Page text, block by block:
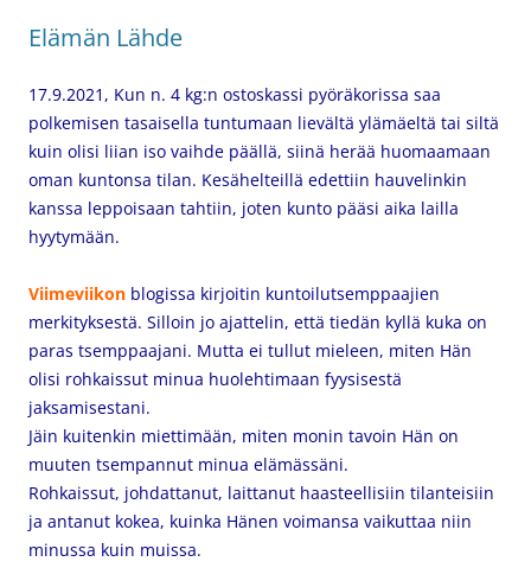
Elämän Lähde
17.9.2021, Kun n. 4 kg:n ostoskassi pyöräkorissa saa
polkemisen tasaisella tuntumaan lievältä ylämäeltä tai siltä
kuin olisi liian iso vaihde päällä, siinä herää huomaamaan
oman kuntonsa tilan. Kesähelteillä edettiin hauvelinkin
kanssa leppoisaan tahtiin, joten kunto pääsi aika lailla
hyytymään.
Viimeviikon blogissa kirjoitin kuntoilutsemppaajien
merkityksestä. Silloin jo ajattelin, että tiedän kyllä kuka on
paras tsemppaajani. Mutta ei tullut mieleen, miten Hän
olisi rohkaissut minua huolehtimaan fyysisestä
jaksamisestani.
Jäin kuitenkin miettimään, miten monin tavoin Hän on
muuten tsempannut minua elämässäni.
Rohkaissut, johdattanut, laittanut haasteellisiin tilanteisiin
ja antanut kokea, kuinka Hänen voimansa vaikuttaa niin
minussa kuin muissa.